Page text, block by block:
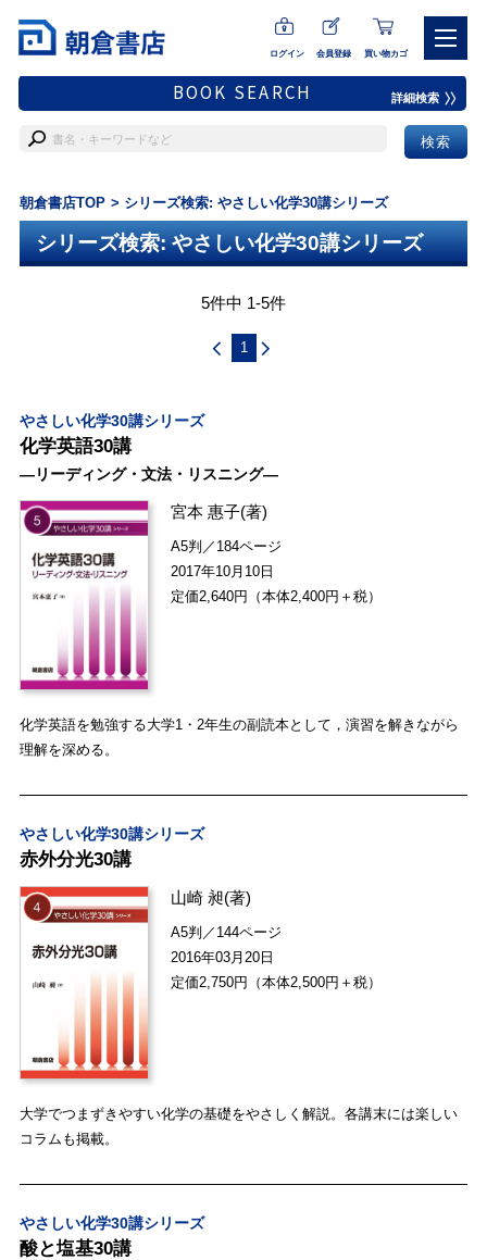
ログイン 会員登録 買い物カゴ
BOOK SEARCH 詳細検索
朝倉書店TOP シリーズ検索: やさしい化学30講シリーズ
シリーズ検索: やさしい化学30講シリーズ
5件中 1-5件
1
やさしい化学30講シリーズ
化学英語30講
―リーディング・文法・リスニング―
宮本 惠子(著)
A5判／184ページ
2017年10月10日
定価2,640円（本体2,400円＋税）
化学英語を勉強する大学1・2年生の副読本として，演習を解きながら
理解を深める。
やさしい化学30講シリーズ
赤外分光30講
山崎 昶(著)
A5判／144ページ
2016年03月20日
定価2,750円（本体2,500円＋税）
大学でつまずきやすい化学の基礎をやさしく解説。各講末には楽しい
コラムも掲載。
やさしい化学30講シリーズ
酸と塩基30講